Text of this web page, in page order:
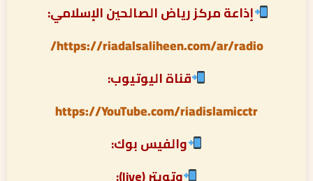
إذاعة مركز رياض الصالحين الإسلامي:
https://riadalsaliheen.com/ar/radio/
قناة اليوتيوب:
https://YouTube.com/riadislamicctr
والفيس بوك:
وتويتر (live):